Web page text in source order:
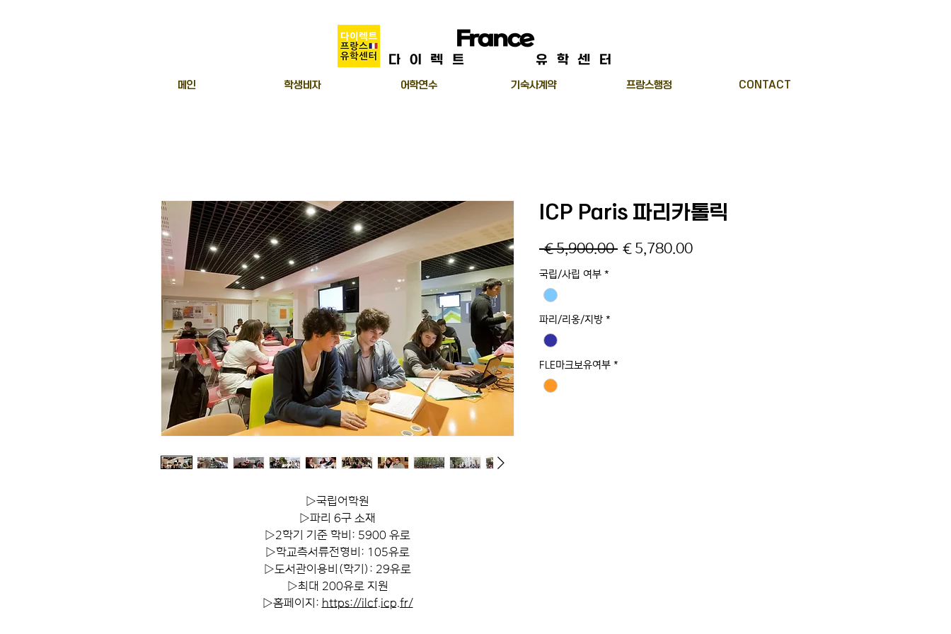
FranceCenter
다이렉트 유학센터
메인 학생비자 어학연수 기숙사계약 프랑스행정 CONTACT
▷국립어학원
▷파리 6구 소재
▷2학기 기준 학비: 5900 유로
▷학교측서류전형비: 105유로
▷도서관이용비(학기): 29유로
▷최대 200유로 지원
▷홈페이지: https://ilcf.icp.fr/
ICP Paris 파리카톨릭
€5,900.00 일€5,780.00할
국립/사립 여부 *
파리/리옹/지방 *
FLE마크보유여부 *